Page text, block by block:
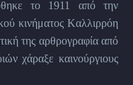
το 1911 από την
κινήματος Kαλλιρρόη
της αρθρογραφία από
χάραξε καινούργιους